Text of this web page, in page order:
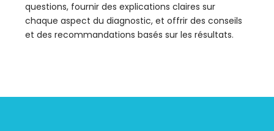
questions, fournir des explications claires sur
chaque aspect du diagnostic, et offrir des conseils
et des recommandations basés sur les résultats.